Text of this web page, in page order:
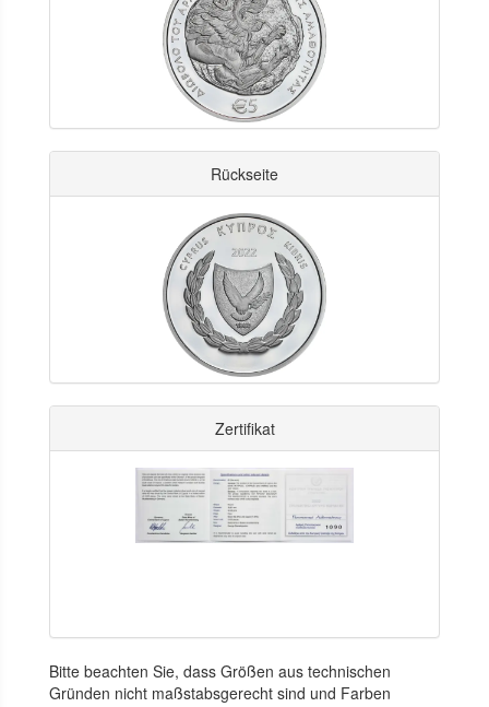
Rückseite
Zertifikat
Bitte beachten Sie, dass Größen aus technischen
Gründen nicht maßstabsgerecht sind und Farben